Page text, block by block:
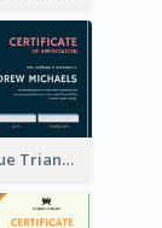
Pink And Blue Triangles Confetti Celebration Certificate